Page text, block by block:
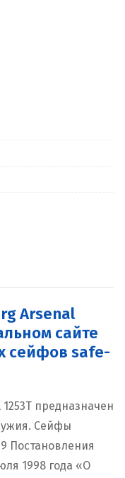
Arsenal
сайте
сейфов safe-
предназначен
Сейфы
Постановления
1998 года «О